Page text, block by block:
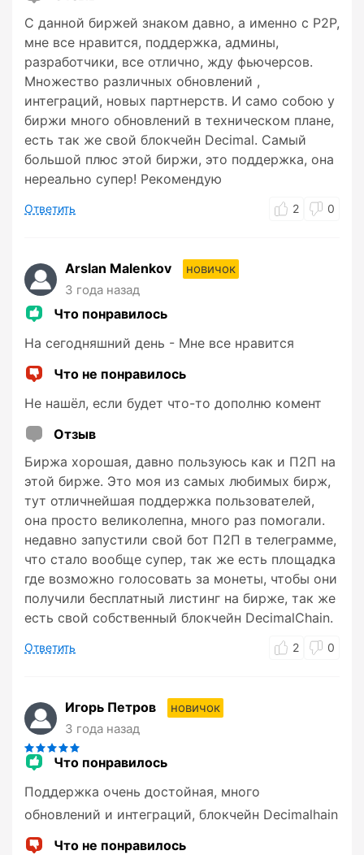
С данной биржей знаком давно, а именно с P2P,
мне все нравится, поддержка, админы,
разработчики, все отлично, жду фьючерсов.
Множество различных обновлений ,
интеграций, новых партнерств. И само собою у
биржи много обновлений в техническом плане,
есть так же свой блокчейн Decimal. Самый
большой плюс этой биржи, это поддержка, она
нереально супер! Рекомендую
Ответить 2 0
Arslan Malenkov
новичок
3 года назад
Что понравилось
На сегодняшний день - Мне все нравится
Что не понравилось
Не нашёл, если будет что-то дополню комент
Отзыв
Биржа хорошая, давно пользуюсь как и П2П на
этой бирже. Это моя из самых любимых бирж,
тут отличнейшая поддержка пользователей,
она просто великолепна, много раз помогали.
недавно запустили свой бот П2П в телеграмме,
что стало вообще супер, так же есть площадка
где возможно голосовать за монеты, чтобы они
получили бесплатный листинг на бирже, так же
есть свой собственный блокчейн DecimalChain.
Ответить 2 0
Игорь Петров
новичок
3 года назад
Что понравилось
Поддержка очень достойная, много
обновлений и интеграций, блокчейн Decimalhain
Что не понравилось